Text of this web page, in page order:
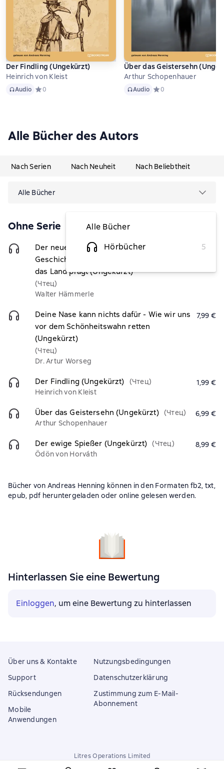
Der Findling (Ungekürzt)
Heinrich von Kleist
AudioAudio Средний рейтинг 0 на основе 0 оценок
0
Über das Geistersehn
Arthur Schopenhauer
AudioAudio Средний рейтинг 0 на
0
Alle Bücher des Autors
Nach Serien Nach Neuheit Nach Beliebtheit
Alle Bücher
Alle Bücher
Hörbücher
5
Ohne Serie
Der neue Kampf um Österreich - Die
Geschichte einer Spaltung und wie sie
das Land prägt (Ungekürzt)
(Чтец)
Walter Hämmerle
10,99 €
Deine Nase kann nichts dafür - Wie wir uns
vor dem Schönheitswahn retten
(Ungekürzt)
(Чтец)
Dr. Artur Worseg
7,99 €
Der Findling (Ungekürzt)
(Чтец)
Heinrich von Kleist
1,99 €
Über das Geistersehn (Ungekürzt) (Чтец)
Arthur Schopenhauer
6,99 €
Der ewige Spießer (Ungekürzt) (Чтец)
Ödön von Horváth
8,99 €
Bücher von Andreas Henning können in den Formaten fb2, txt,
epub, pdf heruntergeladen oder online gelesen werden.
Hinterlassen Sie eine Bewertung
Einloggen, um eine Bewertung zu hinterlassen
Über uns & Kontakte
Support
Rücksendungen
Mobile
Anwendungen
Nutzungsbedingungen
Datenschutzerklärung
Zustimmung zum E-Mail-
Abonnement
Litres Operations Limited